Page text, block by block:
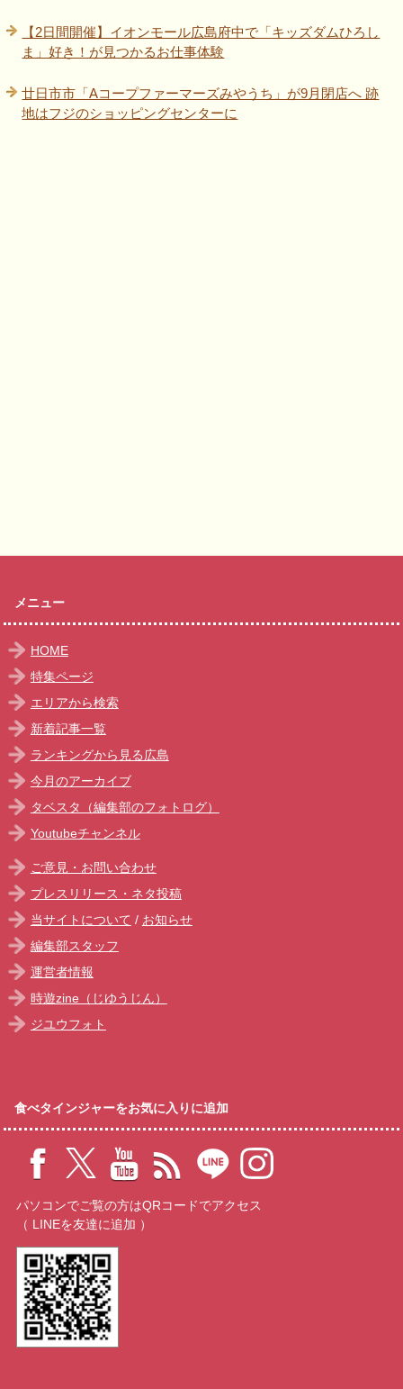
【2日間開催】イオンモール広島府中で「キッズダムひろし
ま」好き！が見つかるお仕事体験
廿日市市「Aコープファーマーズみやうち」が9月閉店へ 跡
地はフジのショッピングセンターに
メニュー
HOME
特集ページ
エリアから検索
新着記事一覧
ランキングから見る広島
今月のアーカイブ
タベスタ（編集部のフォトログ）
Youtubeチャンネル
ご意見・お問い合わせ
プレスリリース・ネタ投稿
当サイトについて / お知らせ
編集部スタッフ
運営者情報
時遊zine（じゆうじん）
ジユウフォト
食べタインジャーをお気に入りに追加
パソコンでご覧の方はQRコードでアクセス
（ LINEを友達に追加 ）